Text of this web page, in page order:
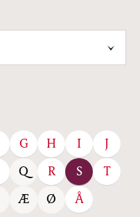
G H I J
Q R S T
Æ Ø Å